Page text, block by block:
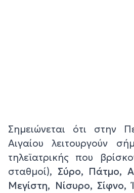
Σημειώνεται ότι στην
Αιγαίου λειτουργούν
τηλεϊατρικής που
σταθμοί), Σύρο, Πάτμο,
Μεγίστη, Νίσυρο, Σίφνο,